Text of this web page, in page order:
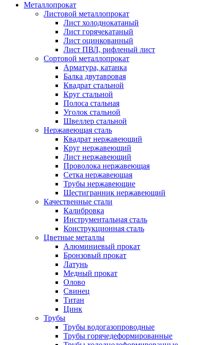
Металлопрокат
Листовой металлопрокат
Лист холоднокатаный
Лист горячекатаный
Лист оцинкованный
Лист ПВЛ, рифленый лист
Сортовой металлопрокат
Арматура, катанка
Балка двутавровая
Квадрат стальной
Круг стальной
Полоса стальная
Уголок стальной
Швеллер стальной
Нержавеющая сталь
Квадрат нержавеющий
Круг нержавеющий
Лист нержавеющий
Проволока нержавеющая
Сетка нержавеющая
Трубы нержавеющие
Шестигранник нержавеющий
Качественные стали
Калибровка
Инструментальная сталь
Конструкционная сталь
Цветные металлы
Алюминиевый прокат
Бронзовый прокат
Латунь
Медный прокат
Олово
Свинец
Титан
Цинк
Трубы
Трубы водогазопроводные
Трубы горячедеформированные